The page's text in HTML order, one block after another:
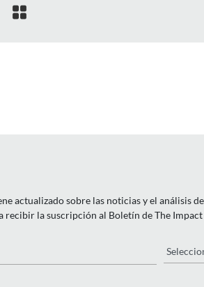

actualizado sobre las noticias y el análisis
la suscripción al Boletín de The Impact
País